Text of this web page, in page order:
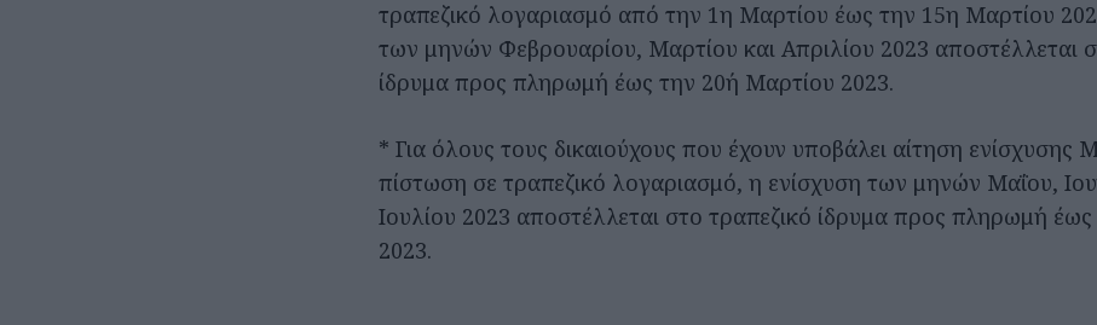
τραπεζικό λογαριασμό από την 1η Μαρτίου έως την 15η Μαρτίου
των μηνών Φεβρουαρίου, Μαρτίου και Απριλίου 2023 αποστέλλεται
ίδρυμα προς πληρωμή έως την 20ή Μαρτίου 2023.
* Για όλους τους δικαιούχους που έχουν υποβάλει αίτηση ενίσχυσης
πίστωση σε τραπεζικό λογαριασμό, η ενίσχυση των μηνών Μαΐου,
Ιουλίου 2023 αποστέλλεται στο τραπεζικό ίδρυμα προς πληρωμή
2023.